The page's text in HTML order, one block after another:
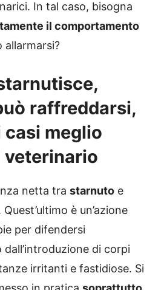
In tal caso, bisogna
il comportamento
allarmarsi?
raffreddarsi,
meglio
veterinario
netta tra starnuto e
Quest’ultimo è un’azione
per difendersi
dall’introduzione di corpi
irritanti e fastidiose. Si